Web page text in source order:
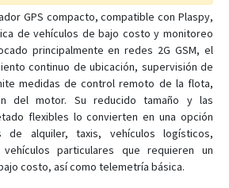
GPS compacto, compatible con Plaspy,
de vehículos de bajo costo y monitoreo
principalmente en redes 2G GSM, el
continuo de ubicación, supervisión de
medidas de control remoto de la flota,
del motor. Su reducido tamaño y las
flexibles lo convierten en una opción
de alquiler, taxis, vehículos logísticos,
particulares que requieren un
costo, así como telemetría básica.